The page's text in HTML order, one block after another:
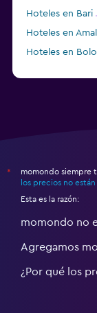
Hoteles en Bari
Hoteles en
Hoteles en
*
momondo siempre
los precios no
Esta es la razón:
momondo no
Agregamos
¿Por qué los